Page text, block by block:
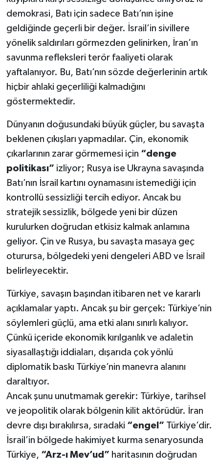
demokrasi, Batı için sadece Batı’nın işine
geldiğinde geçerli bir değer. İsrail’in sivillere
yönelik saldırıları görmezden gelinirken, İran’ın
savunma refleksleri terör faaliyeti olarak
yaftalanıyor. Bu, Batı’nın sözde değerlerinin artık
hiçbir ahlaki geçerliliği kalmadığını
göstermektedir.
Dünyanın doğusundaki büyük güçler, bu savaşta
beklenen çıkışları yapmadılar. Çin, ekonomik
çıkarlarının zarar görmemesi için “denge
politikası” izliyor; Rusya ise Ukrayna savaşında
Batı’nın İsrail kartını oynamasını istemediği için
kontrollü sessizliği tercih ediyor. Ancak bu
stratejik sessizlik, bölgede yeni bir düzen
kurulurken doğrudan etkisiz kalmak anlamına
geliyor. Çin ve Rusya, bu savaşta masaya geç
oturursa, bölgedeki yeni dengeleri ABD ve İsrail
belirleyecektir.
Türkiye, savaşın başından itibaren net ve kararlı
açıklamalar yaptı. Ancak şu bir gerçek: Türkiye’nin
söylemleri güçlü, ama etki alanı sınırlı kalıyor.
Çünkü içeride ekonomik kırılganlık ve adaletin
siyasallaştığı iddiaları, dışarıda çok yönlü
diplomatik baskı Türkiye’nin manevra alanını
daraltıyor.
Ancak şunu unutmamak gerekir: Türkiye, tarihsel
ve jeopolitik olarak bölgenin kilit aktörüdür. İran
devre dışı bırakılırsa, sıradaki “engel” Türkiye’dir.
İsrail’in bölgede hakimiyet kurma senaryosunda
Türkiye, “Arz-ı Mev’ud” haritasının doğrudan